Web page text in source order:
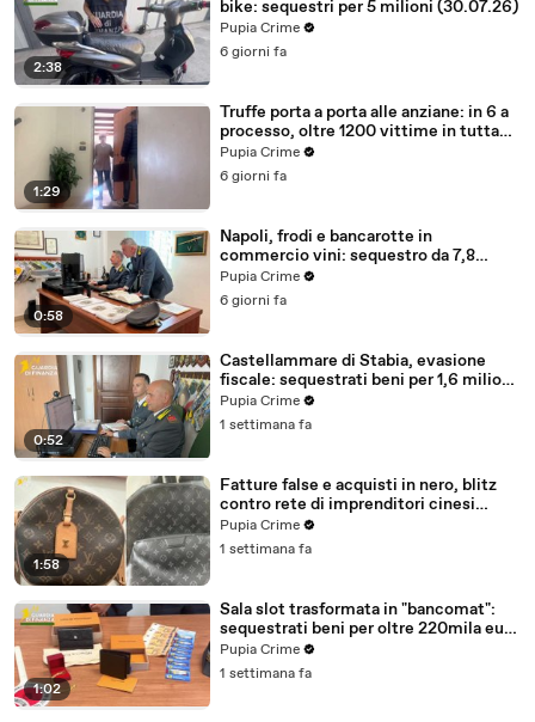
2:38
bike: sequestri per 5 milioni (30.07.26)
Pupia Crime
6 giorni fa
1:29
Truffe porta a porta alle anziane: in 6 a
processo, oltre 1200 vittime in tutta
Italia (30.07.26)
Pupia Crime
6 giorni fa
0:58
Napoli, frodi e bancarotte in
commercio vini: sequestro da 7,8
milioni (30.07.26)
Pupia Crime
6 giorni fa
0:52
Castellammare di Stabia, evasione
fiscale: sequestrati beni per 1,6 milioni
ad un consorzio navale (29.07.26)
Pupia Crime
1 settimana fa
1:58
Fatture false e acquisti in nero, blitz
contro rete di imprenditori cinesi
sequestri per 8,5 milioni (29.07.26)
Pupia Crime
1 settimana fa
1:02
Sala slot trasformata in "bancomat":
sequestrati beni per oltre 220mila euro
a due coniugi (29.07.26)
Pupia Crime
1 settimana fa